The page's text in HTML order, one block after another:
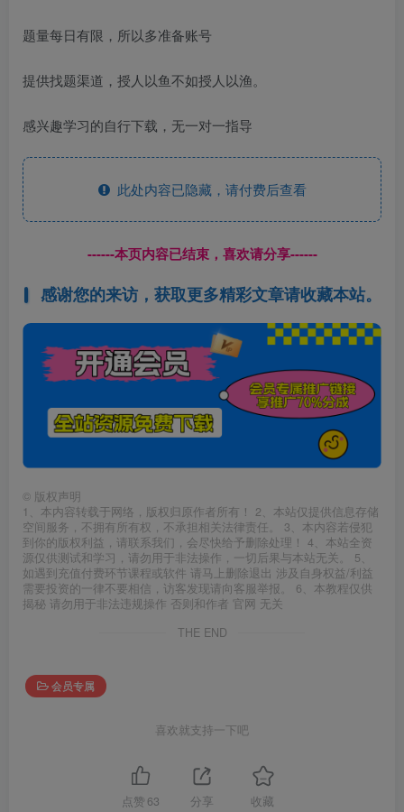
题量每日有限，所以多准备账号
提供找题渠道，授人以鱼不如授人以渔。
感兴趣学习的自行下载，无一对一指导
此处内容已隐藏，请付费后查看
------本页内容已结束，喜欢请分享------
感谢您的来访，获取更多精彩文章请收藏本站。
© 版权声明
1、本内容转载于网络，版权归原作者所有！ 2、本站仅提供信息存储
空间服务，不拥有所有权，不承担相关法律责任。 3、本内容若侵犯
到你的版权利益，请联系我们，会尽快给予删除处理！ 4、本站全资
源仅供测试和学习，请勿用于非法操作，一切后果与本站无关。 5、
如遇到充值付费环节课程或软件 请马上删除退出 涉及自身权益/利益
需要投资的一律不要相信，访客发现请向客服举报。 6、本教程仅供
揭秘 请勿用于非法违规操作 否则和作者 官网 无关
THE END
会员专属
喜欢就支持一下吧
点赞 63 分享 收藏